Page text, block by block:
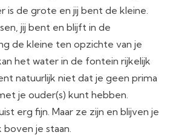
is de grote en jij bent de kleine.
jij bent en blijft in de
de kleine ten opzichte van je
het water in de fontein rijkelijk
natuurlijk niet dat je geen prima
je ouder(s) kunt hebben.
erg fijn. Maar ze zijn en blijven je
je staan.